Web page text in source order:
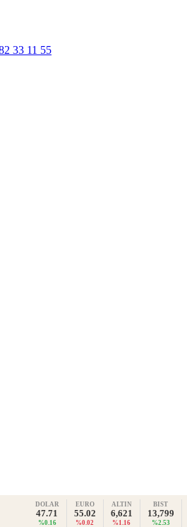
33 11 55
DOLAR
47.71
%0.16
EURO
55.02
%0.02
ALTIN
6,621
%1.16
BIST
13,799
%2.53